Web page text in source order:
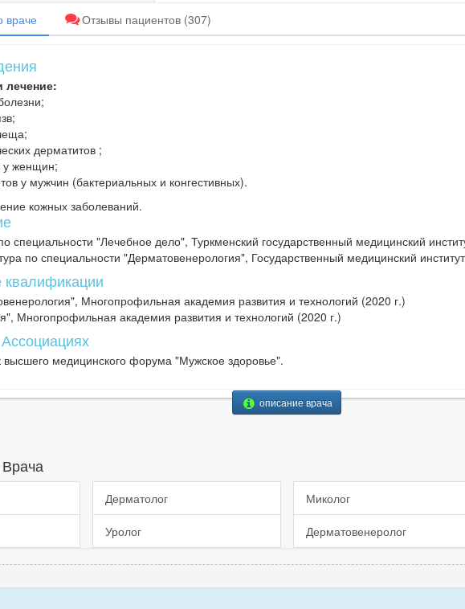
враче Отзывы пациентов(307)
лечение:
дерматитов ;
у женщин;
у мужчин (бактериальных и конгестивных).
кожных заболеваний.
специальности "Лечебное дело", Туркменский государственный медицинский
по специальности "Дерматовенерология", Государственный медицинский
Многопрофильная академия развития и технологий (2020 г.)
Многопрофильная академия развития и технологий (2020 г.)
высшего медицинского форума "Мужское здоровье".
описание врача
Дерматолог
Уролог
Миколог
Дерматовенеролог